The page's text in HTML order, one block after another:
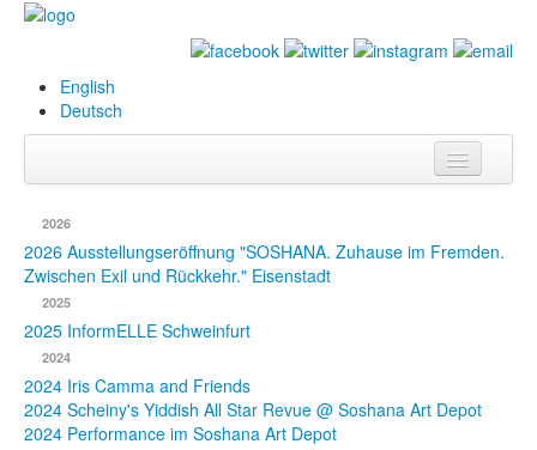
English
Deutsch
Biografie
Ausstellungen
& Projekte
2026
2026 Ausstellungseröffnung "SOSHANA. Zuhause im Fremden.
Zwischen Exil und Rückkehr." Eisenstadt
2025
2025 InformELLE Schweinfurt
2024
2024 Iris Camma and Friends
2024 Scheiny's Yiddish All Star Revue @ Soshana Art Depot
2024 Performance im Soshana Art Depot